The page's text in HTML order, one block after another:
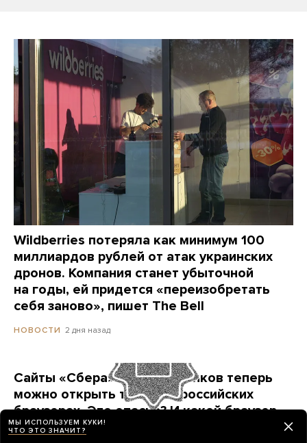
Wildberries потеряла как минимум 100
миллиардов рублей от атак украинских
дронов. Компания станет убыточной
на годы, ей придется «переизобретать
себя заново», пишет The Bell
НОВОСТИ 2 дня назад
Сайты «Сбера» и других банков теперь
можно открыть только в российских
браузерах. Это опасно? И какой браузер
выбрать?
МЫ ИСПОЛЬЗУЕМ КУКИ!
ЧТО ЭТО ЗНАЧИТ?